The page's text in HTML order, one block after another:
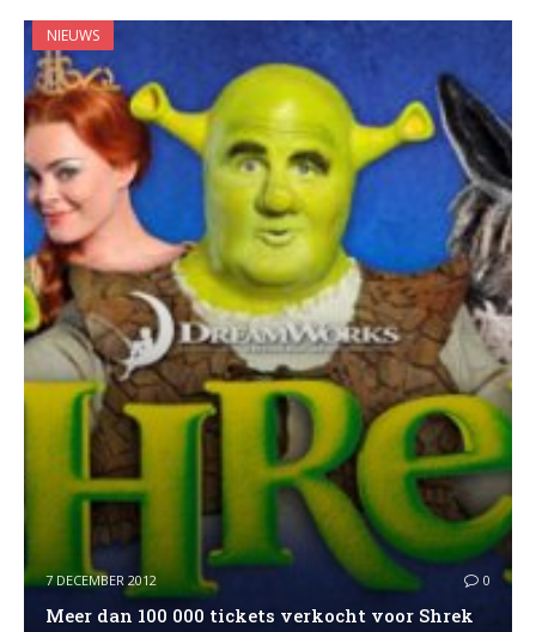
NIEUWS
7 DECEMBER 2012 0
Meer dan 100 000 tickets verkocht voor Shrek